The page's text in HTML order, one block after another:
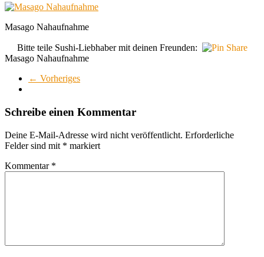
Masago Nahaufnahme
Bitte teile Sushi-Liebhaber mit deinen Freunden:
Masago Nahaufnahme
← Vorheriges
Schreibe einen Kommentar
Deine E-Mail-Adresse wird nicht veröffentlicht. Erforderliche
Felder sind mit * markiert
Kommentar *